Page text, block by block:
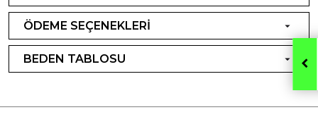
ÖDEME SEÇENEKLERİ
BEDEN TABLOSU